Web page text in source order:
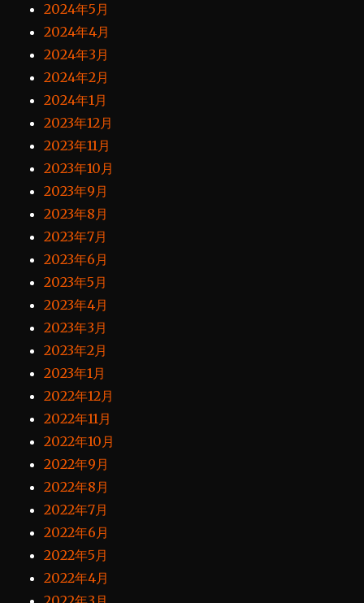
2024年5月
2024年4月
2024年3月
2024年2月
2024年1月
2023年12月
2023年11月
2023年10月
2023年9月
2023年8月
2023年7月
2023年6月
2023年5月
2023年4月
2023年3月
2023年2月
2023年1月
2022年12月
2022年11月
2022年10月
2022年9月
2022年8月
2022年7月
2022年6月
2022年5月
2022年4月